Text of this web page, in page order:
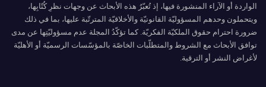
الواردة أو الآراء المنشورة فيها، إذ تُعبّرُ هذه الأبحاث عن وجهات نظرِ كُتّابِها،
ويتحملون وحدهم المسؤوليّة القانونيّة والأخلاقيّة المترتّبة عليها، بما في ذلك
ضرورة احترام حقوق الملكيّة الفكريّة. كما تؤكّدُ المجلة عدم مسؤوليّتِها عن مدى
توافق الأبحاث مع الشروط والمتطلّبات الخاصّة بالمؤسّسات الرسميّة أو الأهليّة
لأغراض النشر أو الترقية.